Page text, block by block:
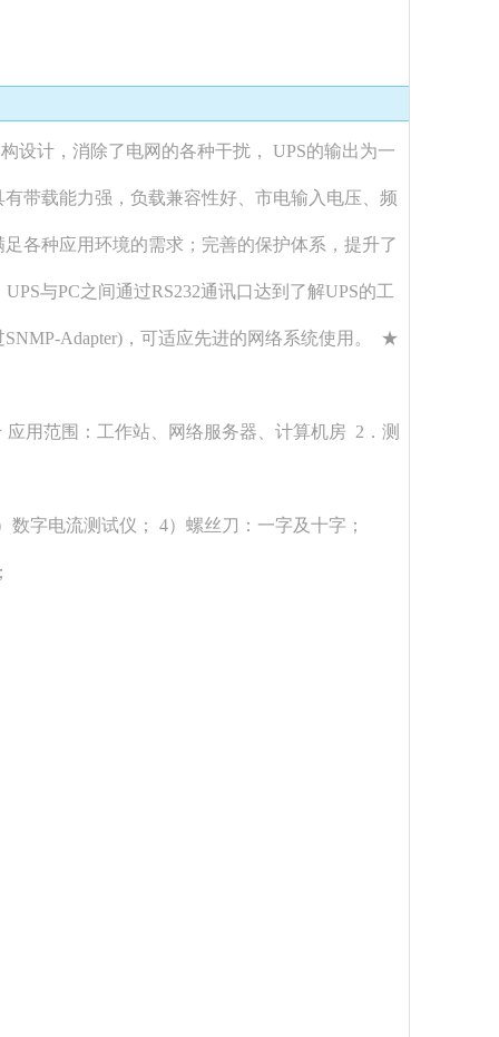
设计，消除了电网的各种干扰， UPS的输出为一
带载能力强，负载兼容性好、市电输入电压、频
各种应用环境的需求；完善的保护体系，提升了
与PC之间通过RS232通讯口达到了解UPS的工
Adapter)，可适应先进的网络系统使用。 ★
用范围：工作站、网络服务器、计算机房 2．测
数字电流测试仪； 4）螺丝刀：一字及十字；